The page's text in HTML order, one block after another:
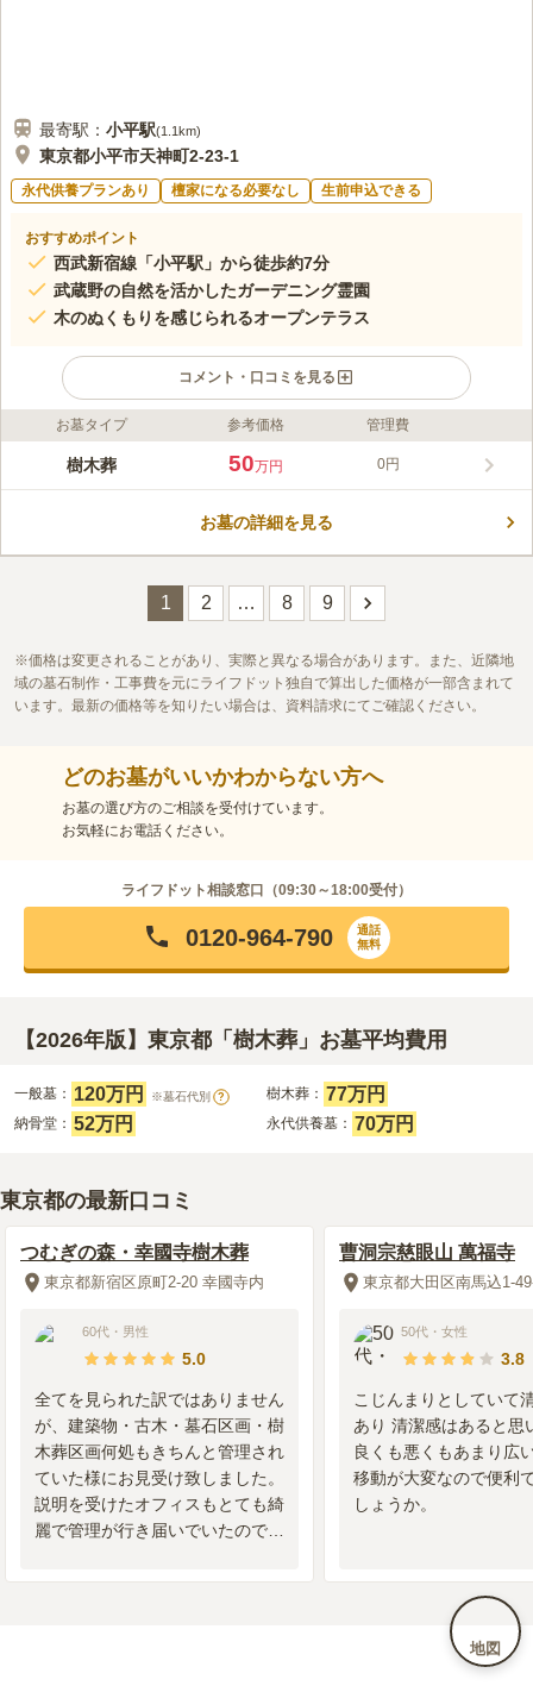
地図
最寄駅： 小平駅(1.1km)
東京都小平市天神町2-23-1
永代供養プランあり 檀家になる必要なし 生前申込できる
おすすめポイント
西武新宿線「小平駅」から徒歩約7分
武蔵野の自然を活かしたガーデニング霊園
木のぬくもりを感じられるオープンテラス
コメント・口コミを見る
ライフドット編集部のコメント
西武新宿線「小平駅」から約7分とアクセス良好な立地のガーデ
ニング霊園。駐車場も完備しているため、お車で行く場合も安心
とができ、どれも個性的な作りになっています。木の温もりを感
とができますよ。船底をモチーフにした天井が特徴のホールも、
法要をはじめとした多目的で使うことができます。
口コミ 10件
食事所や自動販売機には周りに少な過ぎて不満を感じてます。が
少し高目なので、もっと周りに自販機などあればいいなぁといつも思って
ます
口コミの続きを読む
お墓タイプ 参考価格 管理費
樹木葬 50万円 0円
お墓の詳細を見る
1 2 … 8 9
価格は変更されることがあり、実際と異なる場合があります。また、近隣地
域の墓石制作・工事費を元にライフドット独自で算出した価格が一部含まれて
います。最新の価格等を知りたい場合は、資料請求にてご確認ください。
どのお墓がいいかわからない方へ
お墓の選び方のご相談を受付けています。
お気軽にお電話ください。
ライフドット相談窓口（09:30～18:00受付）
0120-964-790
通話
無料
【2026年版】東京都「樹木葬」お墓平均費用
一般墓： 120万円 ※墓石代別 ? 樹木葬： 77万円
納骨堂： 52万円 永代供養墓： 70万円
東京都の最新口コミ
つむぎの森・幸國寺樹木葬
東京都新宿区原町2-20 幸國寺内
60代 ・ 男性
5.0
全てを見られた訳ではありません
が、建築物・古木・墓石区画・樹
木葬区画何処もきちんと管理され
ていた様にお見受け致しました。
説明を受けたオフィスもとても綺
麗で管理が行き届いでいたので、
と思料致します。
曹洞宗慈眼山 萬福寺
東京都大田区南馬込1-
50代 ・ 女性
3.8
こじんまりとしていて
あり 清潔感はあると思
良くも悪くもあまり広
移動が大変なので便利
しょうか。